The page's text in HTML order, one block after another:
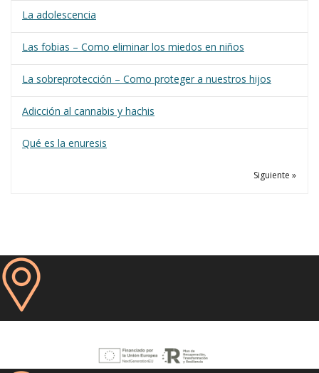
La adolescencia
Las fobias – Como eliminar los miedos en niños
La sobreprotección – Como proteger a nuestros hijos
Adicción al cannabis y hachis
Qué es la enuresis
Siguiente »